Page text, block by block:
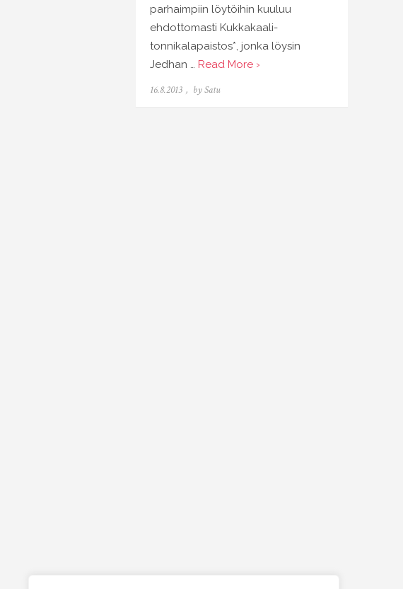
parhaimpiin löytöihin kuuluu
ehdottomasti Kukkakaali-
tonnikalapaistos*, jonka löysin
Jedhan … Read More ›
Posted
16.8.2013 bySatu